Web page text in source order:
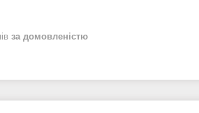
за домовленістю